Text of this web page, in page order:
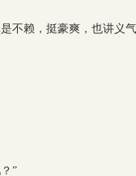
不赖，挺豪爽，也讲义
”